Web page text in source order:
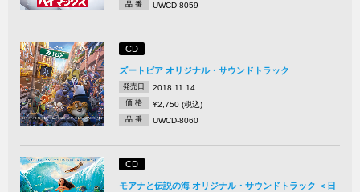
品 番 UWCD-8059
CD
ズートピア オリジナル・サウンドトラック
発売日 2018.11.14
価 格 ¥2,750 (税込)
品 番 UWCD-8060
CD
モアナと伝説の海 オリジナル・サウンドトラック ＜日